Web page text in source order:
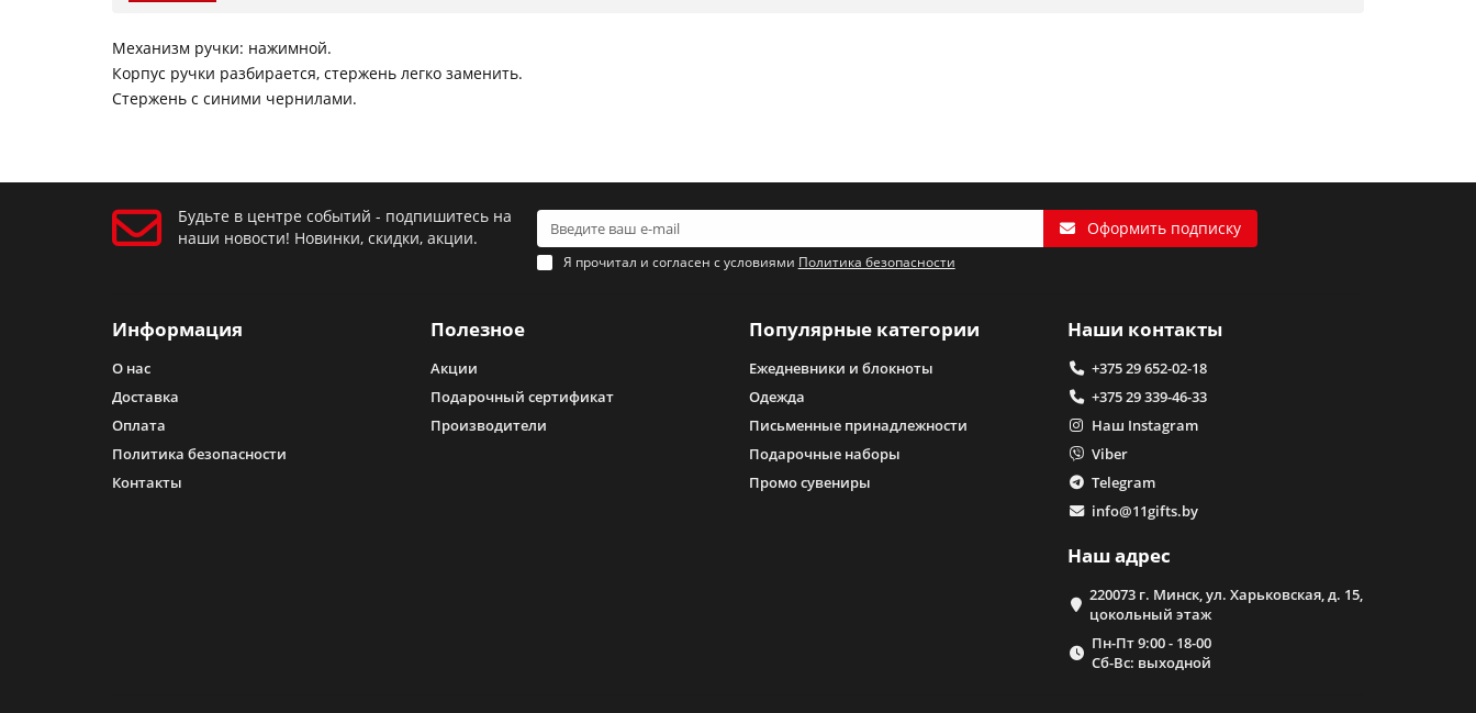
Механизм ручки: нажимной.
Корпус ручки разбирается, стержень легко заменить.
Стержень с синими чернилами.
Будьте в центре событий - подпишитесь на
наши новости! Новинки, скидки, акции.
Оформить подписку
Я прочитал и согласен с условиями Политика безопасности
Информация
О нас
Доставка
Оплата
Политика безопасности
Контакты
Полезное
Акции
Подарочный сертификат
Производители
Популярные категории
Ежедневники и блокноты
Одежда
Письменные принадлежности
Подарочные наборы
Промо сувениры
Наши контакты
+375 29 652-02-18
+375 29 339-46-33
Наш Instagram
Viber
Telegram
info@11gifts.by
Наш адрес
220073 г. Минск, ул. Харьковская, д. 15,
цокольный этаж
Пн-Пт 9:00 - 18-00
Сб-Вс: выходной